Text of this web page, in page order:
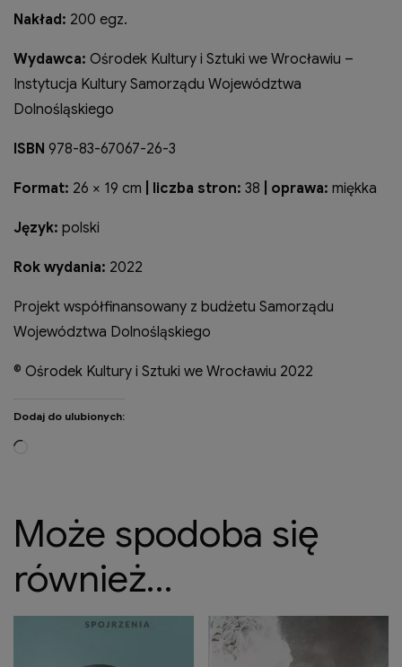
Nakład: 200 egz.
Wydawca: Ośrodek Kultury i Sztuki we Wrocławiu –
Instytucja Kultury Samorządu Województwa
Dolnośląskiego
ISBN 978-83-67067-26-3
Format: 26 × 19 cm | liczba stron: 38 | oprawa: miękka
Język: polski
Rok wydania: 2022
Projekt współfinansowany z budżetu Samorządu
Województwa Dolnośląskiego
© Ośrodek Kultury i Sztuki we Wrocławiu 2022
Dodaj do ulubionych:
Może spodoba się
również…